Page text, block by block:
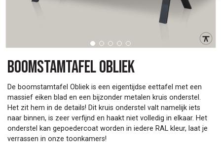
Boomstamtafel Obliek
De boomstamtafel Obliek is een eigentijdse eettafel met een
massief eiken blad en een bijzonder metalen kruis onderstel.
Het zit hem in de details! Dit kruis onderstel valt namelijk iets
naar binnen, is zeer verfijnd en haakt niet volledig in elkaar. Het
onderstel kan gepoedercoat worden in iedere RAL kleur, laat je
verrassen in onze toonkamers!